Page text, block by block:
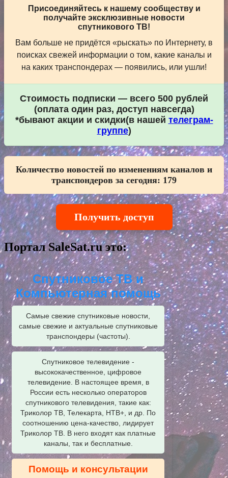
Присоединяйтесь к нашему сообществу и
получайте эксклюзивные новости
спутникового ТВ!
Вам больше не придётся «рыскать» по Интернету, в
поисках свежей информации о том, какие каналы и
на каких транспондерах — появились, или ушли!
Стоимость подписки — всего 500 рублей
(оплата один раз, доступ навсегда)
*бывают акции и скидки(в нашей телеграм-
группе)
Количество новостей по изменениям каналов и
транспондеров за сегодня: 179
Получить доступ
Портал SaleSat.ru это:
Спутниковое ТВ и
Компьютерная помощь
Самые свежие спутниковые новости,
самые свежие и актуальные спутниковые
транспондеры (частоты).
Спутниковое телевидение -
высококачественное, цифровое
телевидение. В настоящее время, в
России есть несколько операторов
спутникового телевидения, такие как:
Триколор ТВ, Телекарта, НТВ+, и др. По
соотношению цена-качество, лидирует
Триколор ТВ. В него входят как платные
каналы, так и бесплатные.
Помощь и консультации